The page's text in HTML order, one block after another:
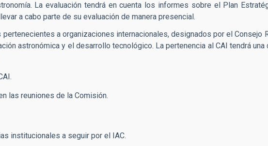
La evaluación tendrá en cuenta los informes sobre el Plan
a cabo parte de su evaluación de manera presencial.
a organizaciones internacionales, designados por el Consejo
astronómica y el desarrollo tecnológico. La pertenencia al CAI tendrá una
las reuniones de la Comisión.
institucionales a seguir por el IAC.